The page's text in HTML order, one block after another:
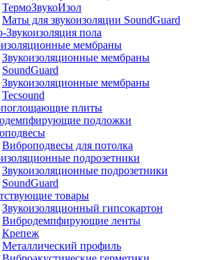
ТермоЗвукоИзол
Маты для звукоизоляции SoundGuard
Звукоизоляция пола
мембраны
Звукоизоляционные мембраны
SoundGuard
Звукоизоляционные мембраны
Tecsound
плиты
подложки
Виброподвесы для потолка
подрозетники
Звукоизоляционные подрозетники
SoundGuard
товары
Звукоизоляционный гипсокартон
Вибродемпфирующие ленты
Крепеж
Металлический профиль